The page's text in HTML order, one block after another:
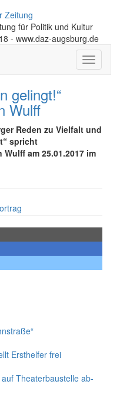
Zeitung
für Politik und Kultur
- www.daz-augsburg.de
Toggle
gelingt!“
Wulff
Reden zu Vielfalt und
spricht
am 25.01.2017 im
Erst­hel­fer frei
Thea­ter­bau­stel­le ab­